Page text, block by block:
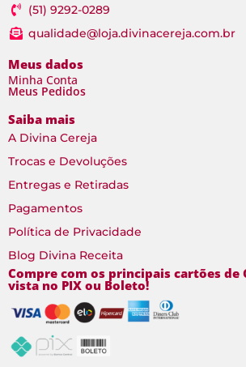
(51) 9292-0289
qualidade@loja.divinacereja.com.br
Meus dados
Minha Conta
Meus Pedidos
Saiba mais
A Divina Cereja
Trocas e Devoluções
Entregas e Retiradas
Pagamentos
Política de Privacidade
Blog Divina Receita
Compre com os principais cartões de
vista no PIX ou Boleto!